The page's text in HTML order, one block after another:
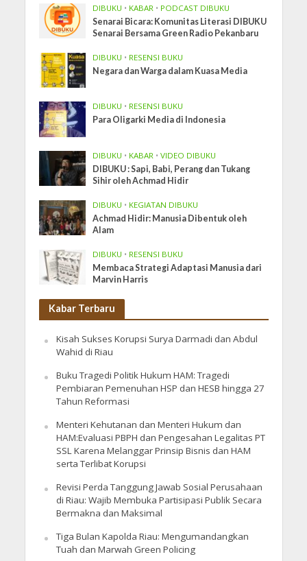
DIBUKU • KABAR • PODCAST DIBUKU
Senarai Bicara: Komunitas Literasi DIBUKU
Senarai Bersama Green Radio Pekanbaru
DIBUKU • RESENSI BUKU
Negara dan Warga dalam Kuasa Media
DIBUKU • RESENSI BUKU
Para Oligarki Media di Indonesia
DIBUKU • KABAR • VIDEO DIBUKU
DIBUKU : Sapi, Babi, Perang dan Tukang
Sihir oleh Achmad Hidir
DIBUKU • KEGIATAN DIBUKU
Achmad Hidir: Manusia Dibentuk oleh
Alam
DIBUKU • RESENSI BUKU
Membaca Strategi Adaptasi Manusia dari
Marvin Harris
Kabar Terbaru
Kisah Sukses Korupsi Surya Darmadi dan Abdul
Wahid di Riau
Buku Tragedi Politik Hukum HAM: Tragedi
Pembiaran Pemenuhan HSP dan HESB hingga 27
Tahun Reformasi
Menteri Kehutanan dan Menteri Hukum dan
HAM:Evaluasi PBPH dan Pengesahan Legalitas PT
SSL Karena Melanggar Prinsip Bisnis dan HAM
serta Terlibat Korupsi
Revisi Perda Tanggung Jawab Sosial Perusahaan
di Riau: Wajib Membuka Partisipasi Publik Secara
Bermakna dan Maksimal
Tiga Bulan Kapolda Riau: Mengumandangkan
Tuah dan Marwah Green Policing